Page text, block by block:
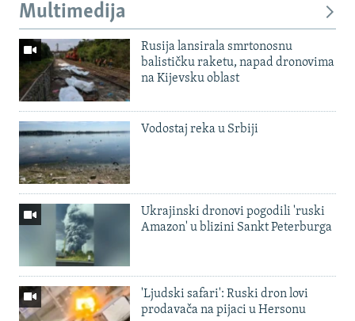
Multimedija
Rusija lansirala smrtonosnu
balističku raketu, napad dronovima
na Kijevsku oblast
Vodostaj reka u Srbiji
Ukrajinski dronovi pogodili 'ruski
Amazon' u blizini Sankt Peterburga
'Ljudski safari': Ruski dron lovi
prodavača na pijaci u Hersonu